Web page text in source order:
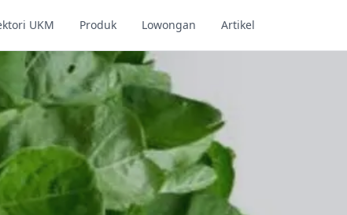
UKM Produk Lowongan Artikel